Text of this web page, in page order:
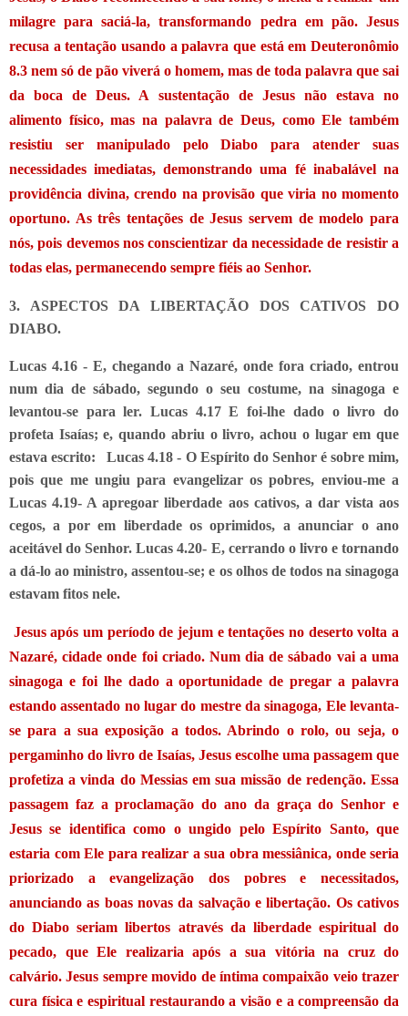
milagre para saciá-la, transformando pedra em pão. Jesus
recusa a tentação usando a palavra que está em Deuteronômio
8.3 nem só de pão viverá o homem, mas de toda palavra que sai
da boca de Deus. A sustentação de Jesus não estava no
alimento físico, mas na palavra de Deus, como Ele também
resistiu ser manipulado pelo Diabo para atender suas
necessidades imediatas, demonstrando uma fé inabalável na
providência divina, crendo na provisão que viria no momento
oportuno. As três tentações de Jesus servem de modelo para
nós, pois devemos nos conscientizar da necessidade de resistir a
todas elas, permanecendo sempre fiéis ao Senhor.
3. ASPECTOS DA LIBERTAÇÃO DOS CATIVOS DO
DIABO.
Lucas 4.16 - E, chegando a Nazaré, onde fora criado, entrou
num dia de sábado, segundo o seu costume, na sinagoga e
levantou-se para ler. Lucas 4.17 E foi-lhe dado o livro do
profeta Isaías; e, quando abriu o livro, achou o lugar em que
estava escrito: Lucas 4.18 - O Espírito do Senhor é sobre mim,
pois que me ungiu para evangelizar os pobres, enviou-me a
Lucas 4.19- A apregoar liberdade aos cativos, a dar vista aos
cegos, a por em liberdade os oprimidos, a anunciar o ano
aceitável do Senhor. Lucas 4.20- E, cerrando o livro e tornando
a dá-lo ao ministro, assentou-se; e os olhos de todos na sinagoga
estavam fitos nele.
Jesus após um período de jejum e tentações no deserto volta a
Nazaré, cidade onde foi criado. Num dia de sábado vai a uma
sinagoga e foi lhe dado a oportunidade de pregar a palavra
estando assentado no lugar do mestre da sinagoga, Ele levanta-
se para a sua exposição a todos. Abrindo o rolo, ou seja, o
pergaminho do livro de Isaías, Jesus escolhe uma passagem que
profetiza a vinda do Messias em sua missão de redenção. Essa
passagem faz a proclamação do ano da graça do Senhor e
Jesus se identifica como o ungido pelo Espírito Santo, que
estaria com Ele para realizar a sua obra messiânica, onde seria
priorizado a evangelização dos pobres e necessitados,
anunciando as boas novas da salvação e libertação. Os cativos
do Diabo seriam libertos através da liberdade espiritual do
pecado, que Ele realizaria após a sua vitória na cruz do
calvário. Jesus sempre movido de íntima compaixão veio trazer
cura física e espiritual restaurando a visão e a compreensão da